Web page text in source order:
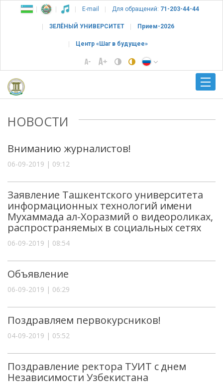
E-mail Для обращений: 71-203-44-44
ЗЕЛЁНЫЙ УНИВЕРСИТЕТ Прием-2026
Центр «Шаг в будущее»
НОВОСТИ
Вниманию журналистов!
06-09-2019 | 09:12
Заявление Ташкентского университета
информационных технологий имени
Мухаммада ал-Хоразмий о видеороликах,
распространяемых в социальных сетях
06-09-2019 | 08:54
Объявление
06-09-2019 | 06:29
Поздравляем первокурсников!
04-09-2019 | 05:52
Поздравление ректора ТУИТ с днем
Независимости Узбекистана